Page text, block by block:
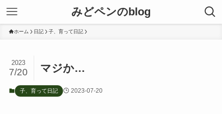
みどペンのblog
ホーム 日記 子、育って日記
マジか…
2023
7/20
子、育って日記 2023-07-20